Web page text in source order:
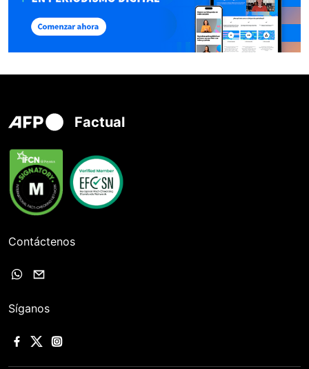
Factual
Contáctenos
Síganos